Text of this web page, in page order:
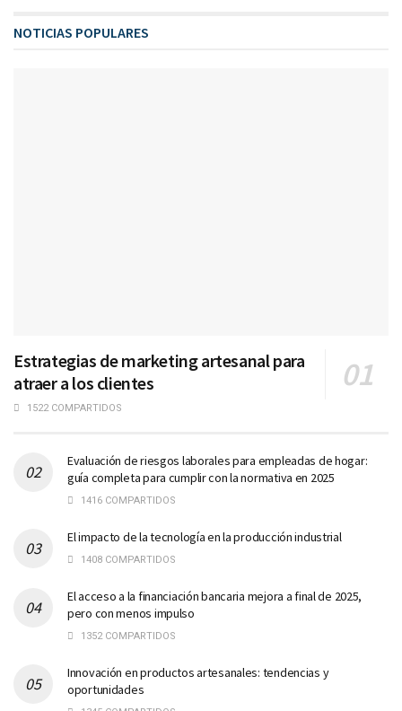
NOTICIAS POPULARES
Estrategias de marketing artesanal para
atraer a los clientes
1522 COMPARTIDOS
Evaluación de riesgos laborales para empleadas de hogar:
guía completa para cumplir con la normativa en 2025
1416 COMPARTIDOS
El impacto de la tecnología en la producción industrial
1408 COMPARTIDOS
El acceso a la financiación bancaria mejora a final de 2025,
pero con menos impulso
1352 COMPARTIDOS
Innovación en productos artesanales: tendencias y
oportunidades